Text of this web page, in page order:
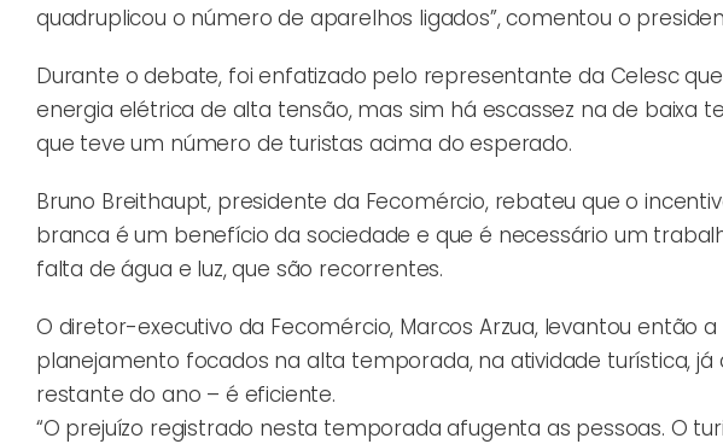
quadruplicou o número de aparelhos ligados”, comentou o
Durante o debate, foi enfatizado pelo representante da Celesc
energia elétrica de alta tensão, mas sim há escassez na de baixa
que teve um número de turistas acima do esperado.
Bruno Breithaupt, presidente da Fecomércio, rebateu que o
branca é um benefício da sociedade e que é necessário um
falta de água e luz, que são recorrentes.
O diretor-executivo da Fecomércio, Marcos Arzua, levantou então
planejamento focados na alta temporada, na atividade turística,
restante do ano – é eficiente.
“O prejuízo registrado nesta temporada afugenta as pessoas. O